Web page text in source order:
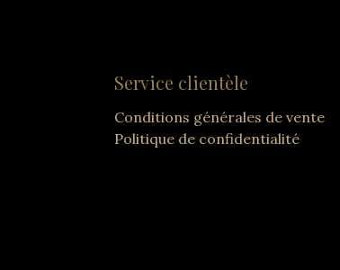
Service clientèle
Conditions générales de vente
Politique de confidentialité